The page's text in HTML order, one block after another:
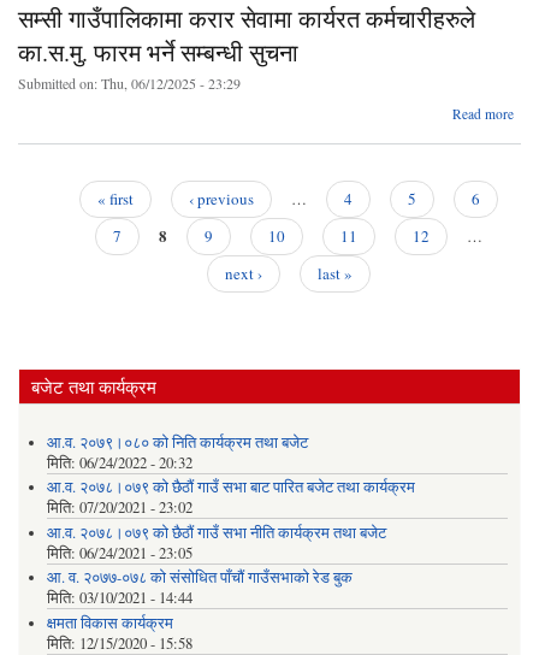
सम्सी गाउँपालिकामा करार सेवामा कार्यरत कर्मचारीहरुले
का.स.मु. फारम भर्ने सम्बन्धी सुचना
Submitted on:Thu, 06/12/2025 - 23:29
Read more
« first ‹ previous … 4 5
6
7
8 9 10 11 12
…
next ›
last »
बजेट तथा कार्यक्रम
आ.व. २०७९।०८० को निति कार्यक्रम तथा बजेट
मिति: 06/24/2022 - 20:32
आ.व. २०७८।०७९ को छैठौं गाउँ सभा बाट पारित बजेट तथा कार्यक्रम
मिति: 07/20/2021 - 23:02
आ.व. २०७८।०७९ को छैठौं गाउँ सभा नीति कार्यक्रम तथा बजेट
मिति: 06/24/2021 - 23:05
आ. व. २०७७-०७८ को संसोधित पाँचौं गाउँसभाको रेड बुक
मिति: 03/10/2021 - 14:44
क्षमता विकास कार्यक्रम
मिति: 12/15/2020 - 15:58